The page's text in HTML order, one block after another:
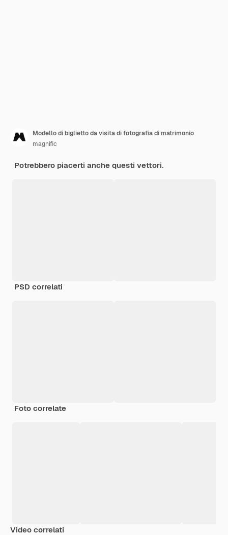
Modello di biglietto da visita di fotografia di matrimonio
magnific
Potrebbero piacerti anche questi vettori.
PSD correlati
Foto correlate
Video correlati